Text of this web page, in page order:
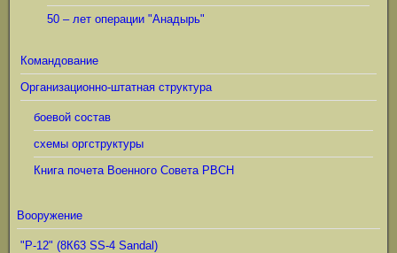
50 – лет операции "Анадырь"
Командование
Организационно-штатная структура
боевой состав
схемы оргструктуры
Книга почета Военного Совета РВСН
Вооружение
"Р-12" (8К63 SS-4 Sandal)